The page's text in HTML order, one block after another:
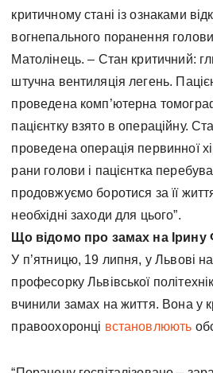
критичному стані із ознаками
вогнепального поранення
Матолінець. – Стан критичний:
штучна вентиляція легень.
проведена комп’ютерна
пацієнтку взято в операційну.
проведена операція первинної
рани голови і пацієнтка
продовжуємо боротися за її
необхідні заходи для цього”.
Що відомо про замах на Ірину
У п’ятницю, 19 липня, у Львові
професорку Львівської
вчинили замах на життя. Вона у
правоохоронці встановлюють